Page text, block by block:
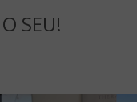
SEU!